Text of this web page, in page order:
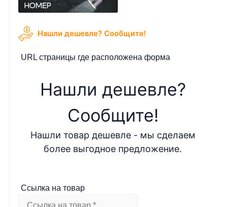
Нашли дешевле? Cообщите!
URL страницы где расположена форма
Нашли дешевле?
Cообщите!
Нашли товар дешевле - мы сделаем
более выгодное предложение.
Ссылка на товар